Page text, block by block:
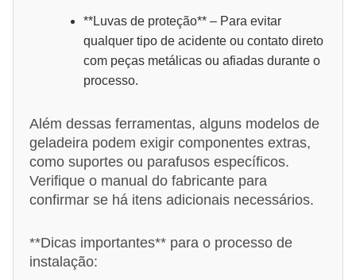
**Luvas de proteção** – Para evitar
qualquer tipo de acidente ou contato direto
com peças metálicas ou afiadas durante o
processo.
Além dessas ferramentas, alguns modelos de
geladeira podem exigir componentes extras,
como suportes ou parafusos específicos.
Verifique o manual do fabricante para
confirmar se há itens adicionais necessários.
**Dicas importantes** para o processo de
instalação: